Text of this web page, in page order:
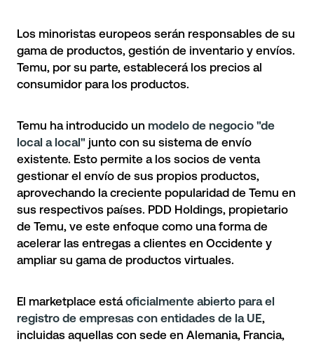
Los minoristas europeos serán responsables de su
gama de productos, gestión de inventario y envíos.
Temu, por su parte, establecerá los precios al
consumidor para los productos.
Temu ha introducido un modelo de negocio "de
local a local" junto con su sistema de envío
existente. Esto permite a los socios de venta
gestionar el envío de sus propios productos,
aprovechando la creciente popularidad de Temu en
sus respectivos países. PDD Holdings, propietario
de Temu, ve este enfoque como una forma de
acelerar las entregas a clientes en Occidente y
ampliar su gama de productos virtuales.
El marketplace estáoficialmente abierto para el
registro de empresas con entidades de la UE,
incluidas aquellas con sede en Alemania, Francia,